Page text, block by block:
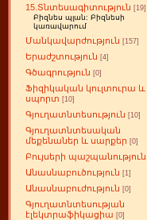
15.Տնտեսագիտություն [19]
Բիզնես պլան: Բիզնեսի
կառավարում
Մանկավարժություն [157]
Երաժշտություն [4]
Գծագրություն [0]
Ֆիզիկական կուլտուրա և
սպորտ [10]
Գյուղատնտեսություն [10]
Գյուղատնտեսական
մեքենաներ և սարքեր [0]
Բույսերի պաշպանություն
Անասնաբուծություն [1]
Անասնաբուժություն [0]
Գյուղատնտեսության
էլեկտրաֆիկացիա [0]